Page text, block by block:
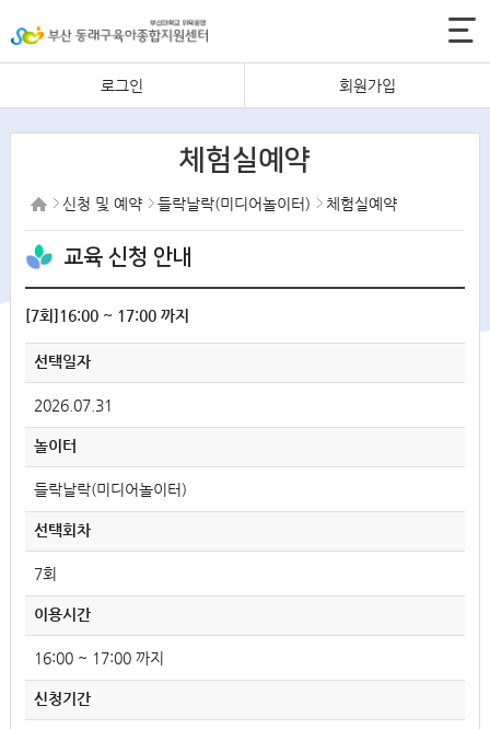
로그인 회원가입
체험실예약
신청 및 예약 들락날락(미디어놀이터) 체험실예약
교육 신청 안내
[7회]16:00 ~ 17:00 까지
선택일자
2026.07.31
놀이터
들락날락(미디어놀이터)
선택회차
7회
이용시간
16:00 ~ 17:00 까지
신청기간